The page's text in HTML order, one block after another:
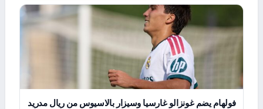
فولهام يضم غونزالو غارسيا وسيزار بالاسيوس من ريال مدريد